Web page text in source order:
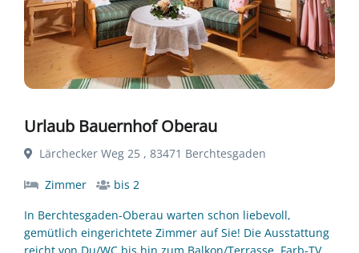
Urlaub Bauernhof Oberau
Lärchecker Weg 25 , 83471 Berchtesgaden
Zimmer
bis 2
In Berchtesgaden-Oberau warten schon liebevoll,
gemütlich eingerichtete Zimmer auf Sie! Die Ausstattung